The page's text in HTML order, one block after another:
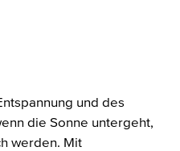
und des
die Sonne untergeht,
werden. Mit